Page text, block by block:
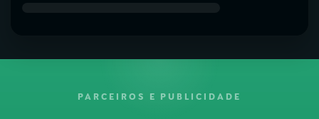
PARCEIROS E PUBLICIDADE